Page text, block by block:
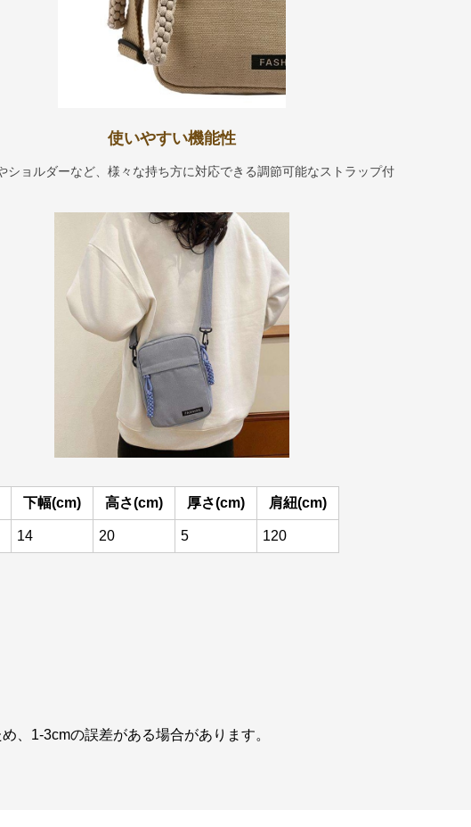
使いやすい機能性
ショルダーなど、様々な持ち方に対応できる調節可能なストラップ付
下幅(cm) 高さ(cm) 厚さ(cm) 肩紐(cm)
14 20 5 120
、1-3cmの誤差がある場合があります。